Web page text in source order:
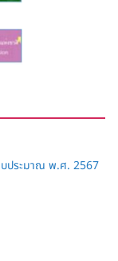
บประมาณ พ.ศ. 2567